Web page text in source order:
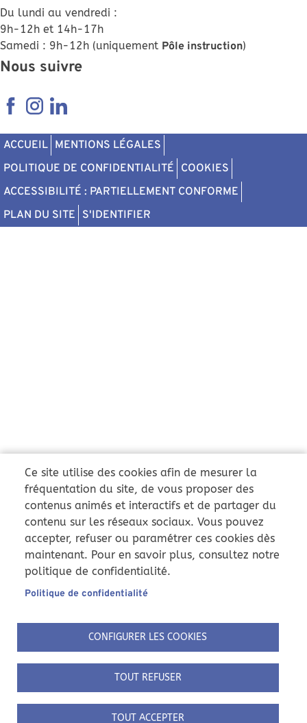
Du lundi au vendredi :
9h-12h et 14h-17h
Samedi : 9h-12h (uniquement Pôle instruction)
Nous suivre
Ce site utilise des cookies afin de mesurer la
fréquentation du site, de vous proposer des
contenus animés et interactifs et de partager du
contenu sur les réseaux sociaux. Vous pouvez
accepter, refuser ou paramétrer ces cookies dès
maintenant. Pour en savoir plus, consultez notre
politique de confidentialité.
Politique de confidentialité
CONFIGURER LES COOKIES
TOUT REFUSER
TOUT ACCEPTER
Pied de page
ACCUEIL MENTIONS LÉGALES
POLITIQUE DE CONFIDENTIALITÉ COOKIES
ACCESSIBILITÉ : PARTIELLEMENT CONFORME
PLAN DU SITE S'IDENTIFIER